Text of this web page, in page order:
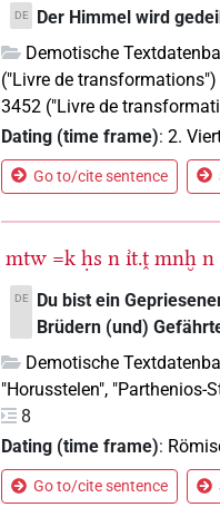
DE
Der Himmel wird
Demotische
("Livre de transformations")
3452 ("Livre de
Dating (time frame):2.
Go to/cite sentence
mtw =k ḥs n ı͗t.ṱ mnḫ n
DE
Du bist ein
Brüdern (und)
Demotische
"Horusstelen", "Parthenios-
8
Dating (time frame):
Go to/cite sentence